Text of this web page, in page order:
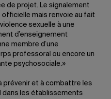
de projet. Le signalement
mais renvoie au fait
sexuelle à une
d’enseignement
membre d’une
professoral ou encore un
psychosociale.»
prévenir et à combattre les
dans les établissements